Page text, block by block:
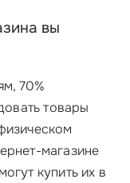
вы
70%
товары
магазине
купить их в